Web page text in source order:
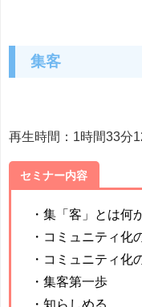
集客
再生時間：1時間33分
セミナー内容
・集「客」とは何
・コミュニティ化
・コミュニティ化
・集客第一歩
・知らしめる